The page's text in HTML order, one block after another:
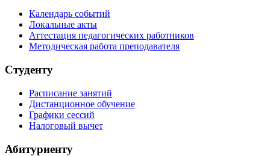
Календарь событий
Локальные акты
Аттестация педагогических работников
Методическая работа преподавателя
Студенту
Расписание занятий
Дистанционное обучение
Графики сессий
Налоговый вычет
Абитуриенту